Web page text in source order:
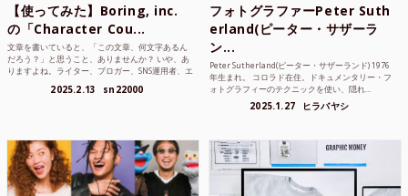
【使ってみた】Boring, inc.
の「Character Cou...
文章を書いていると、「この文章、何文字あるん
だろう？」と思うこと、ありませんか？ いや、あ
りますよね。ライター、ブロガー、SNS運用者、エ
2025.2.13 sn22000
フォトグラファーPeter Suth
erland(ピーター・サザーラ
ン...
Peter Sutherland(ピーター・サザーランド) 1976
年生まれ。 コロラド在住。ドキュメンタリー・フ
ォトグラフィーのテクニックを使い、隠れ...
2025.1.27 ヒラバヤシ